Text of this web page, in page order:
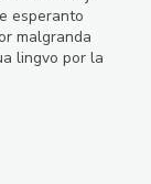
esperanto
malgranda
lingvo por la